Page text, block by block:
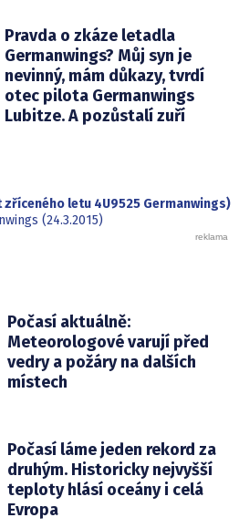
Pravda o zkáze letadla
Germanwings? Můj syn je
nevinný, mám důkazy, tvrdí
otec pilota Germanwings
Lubitze. A pozůstalí zuří
letu 4U9525 Germanwings)
(24.3.2015)
Počasí aktuálně:
Meteorologové varují před
vedry a požáry na dalších
místech
Počasí láme jeden rekord za
druhým. Historicky nejvyšší
teploty hlásí oceány i celá
Evropa